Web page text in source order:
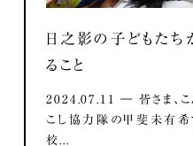
日之影の子どもたち
ること
2024.07.11 ― 皆さま、
こし協力隊の甲斐未有
校...